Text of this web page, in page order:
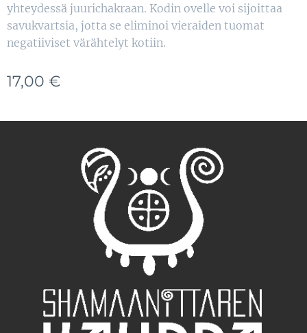
yhteydessä juurichakraan. Kodin ovelle voi sijoittaa
savukvartsia, jotta se eliminoi vieraiden tuomat
negatiiviset värähtelyt kotiin.
17,00 €